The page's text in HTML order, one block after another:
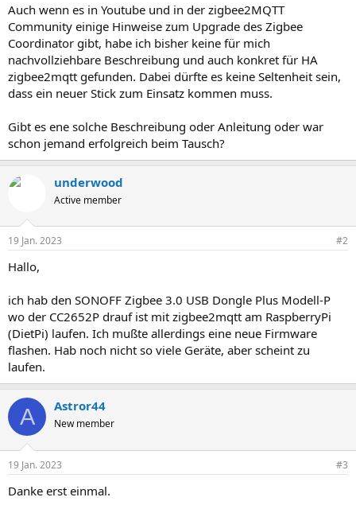
Auch wenn es in Youtube und in der zigbee2MQTT
Community einige Hinweise zum Upgrade des Zigbee
Coordinator gibt, habe ich bisher keine für mich
nachvollziehbare Beschreibung und auch konkret für HA
zigbee2mqtt gefunden. Dabei dürfte es keine Seltenheit sein,
dass ein neuer Stick zum Einsatz kommen muss.
Gibt es ene solche Beschreibung oder Anleitung oder war
schon jemand erfolgreich beim Tausch?
underwood
Active member
19 Jan. 2023 #2
Hallo,
ich hab den SONOFF Zigbee 3.0 USB Dongle Plus Modell-P
wo der CC2652P drauf ist mit zigbee2mqtt am RaspberryPi
(DietPi) laufen. Ich mußte allerdings eine neue Firmware
flashen. Hab noch nicht so viele Geräte, aber scheint zu
laufen.
A Astror44
New member
19 Jan. 2023 #3
Danke erst einmal.